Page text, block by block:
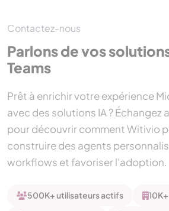
Contactez-nous
Parlons de vos
Teams
Prêt à enrichir votre expérience
avec des solutions IA ? Échangez
pour découvrir comment Witivio
construire des agents
workflows et favoriser l'adoption.
500K+ utilisateurs actifs